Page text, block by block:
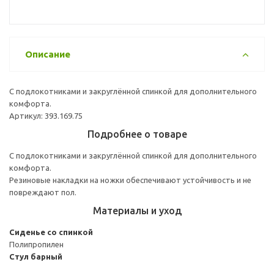
Описание
С подлокотниками и закруглённой спинкой для дополнительного
комфорта.
Артикул: 393.169.75
Подробнее о товаре
С подлокотниками и закруглённой спинкой для дополнительного
комфорта.
Резиновые накладки на ножки обеспечивают устойчивость и не
повреждают пол.
Материалы и уход
Сиденье со спинкой
Полипропилен
Стул барный